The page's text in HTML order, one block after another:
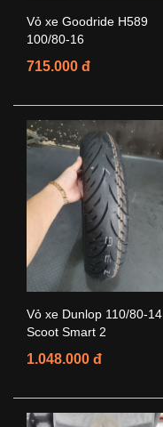
Vỏ xe Goodride H589
100/80-16
715.000 đ
Vỏ xe Dunlop 110/80-14
Scoot Smart 2
1.048.000 đ